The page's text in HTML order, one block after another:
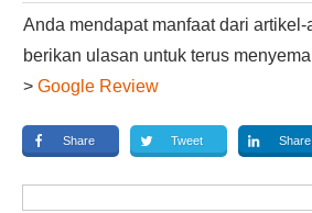
Anda mendapat manfaat dari
berikan ulasan untuk terus
> Google Review
Share Tweet Share